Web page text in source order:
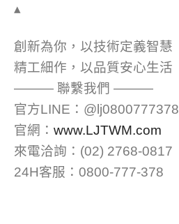
▴
創新為你，以技術定義智慧
精工細作，以品質安心生活
——— 聯繫我們 ———
官方LINE：@lj0800777378
官網： www.LJTWM.com
來電洽詢：(02) 2768-0817
24H客服：0800-777-378